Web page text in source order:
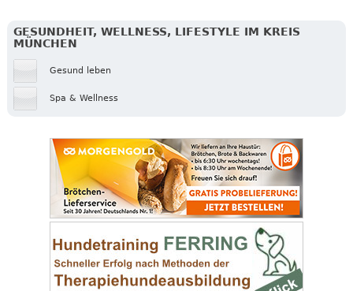
GESUNDHEIT, WELLNESS, LIFESTYLE IM KREIS
MÜNCHEN
Gesund leben
Spa & Wellness